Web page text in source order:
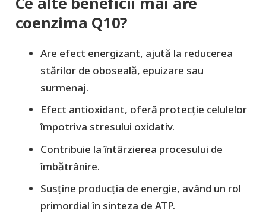
coenzima Q10?
Are efect energizant, ajută la reducerea
stărilor de oboseală, epuizare sau
surmenaj.
Efect antioxidant, oferă protecție celulelor
împotriva stresului oxidativ.
Contribuie la întârzierea procesului de
îmbătrânire.
Susține producția de energie, având un rol
primordial în sinteza de ATP.